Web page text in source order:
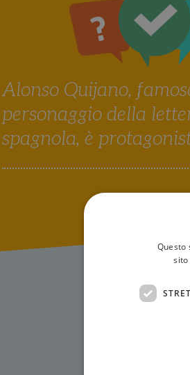
Alonso Quijano,
personaggio della
spagnola, è
Questo
sito